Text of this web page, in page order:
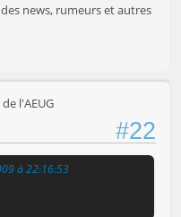
news, rumeurs et autres
l'AEUG
#22
à 22:16:53